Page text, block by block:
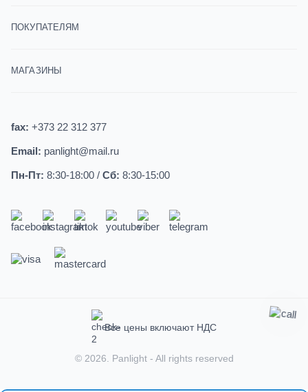
ПОКУПАТЕЛЯМ
МАГАЗИНЫ
fax: +373 22 312 377
Email: panlight@mail.ru
Пн-Пт: 8:30-18:00 / Сб: 8:30-15:00
© 2026. Panlight- All rights reserved
Все цены включают НДС